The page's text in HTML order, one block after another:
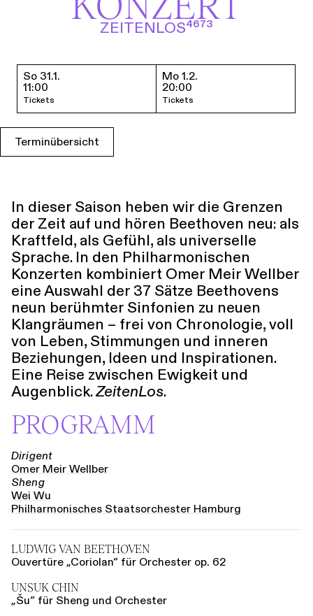
Führungen Jobs Kontakt
ZEITENLOS⁴⁶⁷³
Termine & Tickets
So 31.1.
11:00
Tickets
Mo 1.2.
20:00
Tickets
Terminübersicht
In dieser Saison heben wir die Grenzen
der Zeit auf und hören Beethoven neu: als
Kraftfeld, als Gefühl, als universelle
Sprache. In den Philharmonischen
Konzerten kombiniert Omer Meir Wellber
eine Auswahl der 37 Sätze Beethovens
neun berühmter Sinfonien zu neuen
Klangräumen – frei von Chronologie, voll
von Leben, Stimmungen und inneren
Beziehungen, Ideen und Inspirationen.
Eine Reise zwischen Ewigkeit und
Augenblick.ZeitenLos.
PROGRAMM
Dirigent
Omer Meir Wellber
Sheng
Wei Wu
Philhar­mo­nisches Staats­orchester Hamburg
LUDWIG VAN BEETHOVEN
Ouvertüre „Coriolan“ für Orchester op. 62
UNSUK CHIN
„Šu“ für Sheng und Orchester